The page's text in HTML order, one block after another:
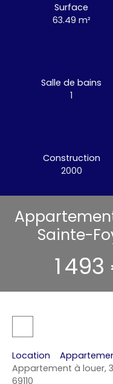
Surface
63.49 m²
Salle de bains
1
Construction
2000
Sainte-
1 493
Location
Appartement à louer,
69110